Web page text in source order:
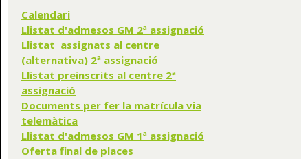
Calendari
Llistat d'admesos GM 2ª assignació
Llistat assignats al centre
(alternativa) 2ª assignació
Llistat preinscrits al centre 2ª
assignació
Documents per fer la matrícula via
telemàtica
Llistat d'admesos GM 1ª assignació
Oferta final de places